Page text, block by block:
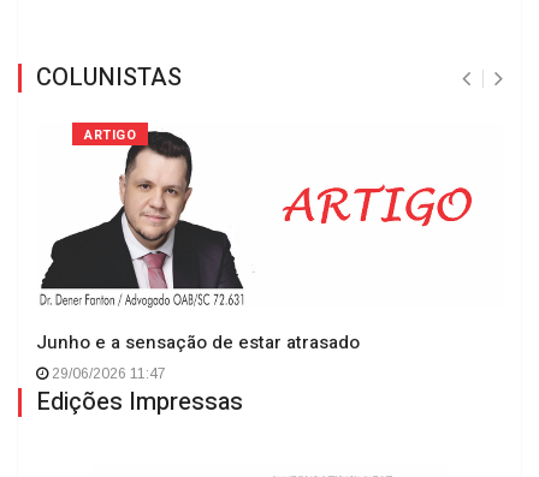
COLUNISTAS
ARTIGO
Junho e a sensação de estar atrasado
29/06/2026 11:47
Edições Impressas